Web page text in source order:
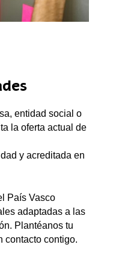
entidad social o
la oferta actual de
y acreditada en
País Vasco
adaptadas a las
Plantéanos tu
contacto contigo.